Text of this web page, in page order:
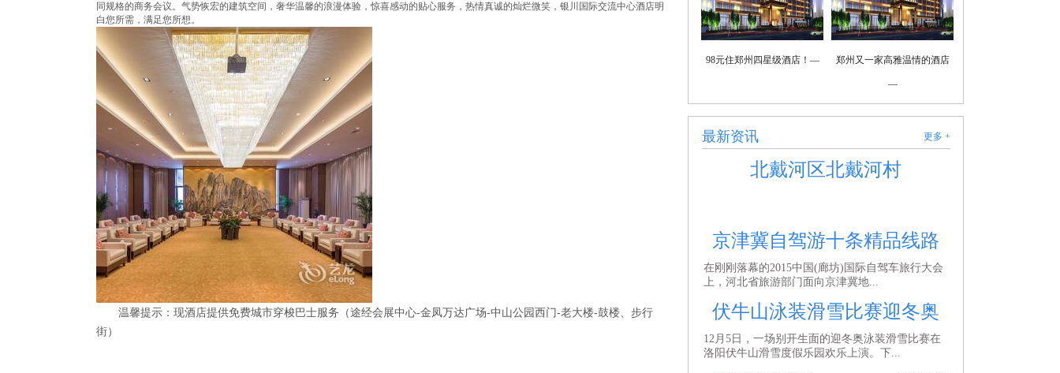
同规格的商务会议。气势恢宏的建筑空间，奢华温馨的浪漫体验，惊喜感动的贴心服务，热情真诚的灿烂微笑，银川国际交流中心酒店明
白您所需，满足您所想。
温馨提示：现酒店提供免费城市穿梭巴士服务（途经会展中心-金凤万达广场-中山公园西门-老大楼-鼓楼、步行
街）
98元住郑州四星级酒店！— 郑州又一家高雅温情的酒店
—
更多 +
最新资讯
北戴河区北戴河村
京津冀自驾游十条精品线路
在刚刚落幕的2015中国(廊坊)国际自驾车旅行大会
上，河北省旅游部门面向京津冀地...
伏牛山泳装滑雪比赛迎冬奥
12月5日，一场别开生面的迎冬奥泳装滑雪比赛在
洛阳伏牛山滑雪度假乐园欢乐上演。下...